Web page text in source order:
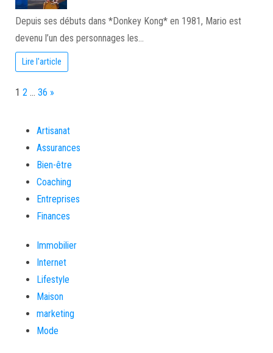
Depuis ses débuts dans *Donkey Kong* en 1981, Mario est
devenu l’un des personnages les…
Lire l'article
Page:
1 2 … 36 Next
»
Artisanat
Assurances
Bien-être
Coaching
Entreprises
Finances
Immobilier
Internet
Lifestyle
Maison
marketing
Mode